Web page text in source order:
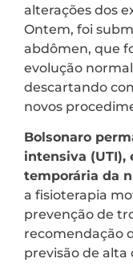
alterações dos
Ontem, foi
abdômen, que
evolução
descartando
novos
Bolsonaro
intensiva (UTI),
temporária da
a fisioterapia
prevenção de
recomendação
previsão de alta